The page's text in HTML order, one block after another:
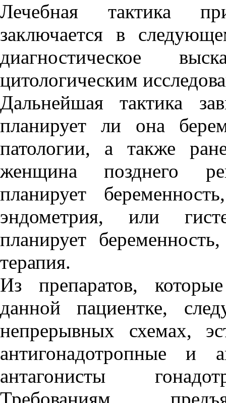
Лечебная тактика
заключается в
диагностическое
цитологическим
Дальнейшая тактика
планирует ли она
патологии, а также
женщина позднего
планирует
эндометрия, или
планирует
терапия.
Из препаратов,
данной пациентке,
непрерывных схемах,
антигонадотропные и
антагонисты